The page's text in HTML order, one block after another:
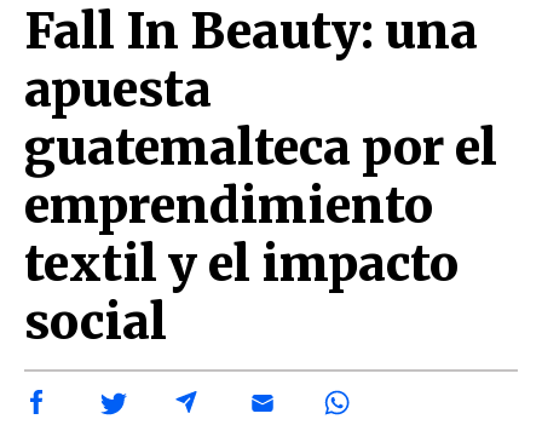
Fall In Beauty: una
apuesta
guatemalteca por el
emprendimiento
textil y el impacto
social